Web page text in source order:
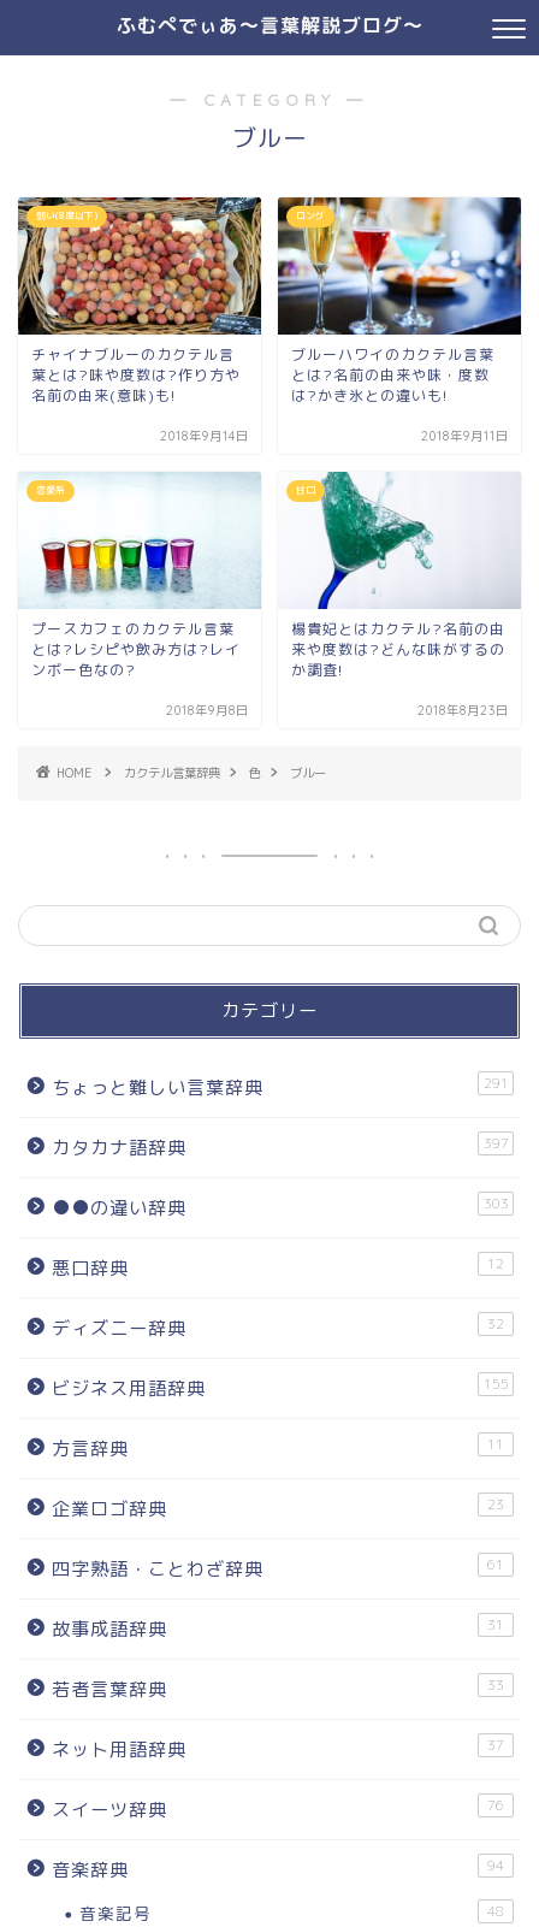
ふむぺでぃあ～言葉解説ブログ～
― CATEGORY ―
ブルー
弱い(8度以下)
チャイナブルーのカクテル言
葉とは?味や度数は?作り方や
名前の由来(意味)も!
2018年9月14日
ロング
ブルーハワイのカクテル言葉
とは?名前の由来や味・度数
は?かき氷との違いも!
2018年9月11日
恋愛系
プースカフェのカクテル言葉
とは?レシピや飲み方は?レイ
ンボー色なの?
2018年9月8日
甘口
楊貴妃とはカクテル?名前の由
来や度数は?どんな味がするの
か調査!
2018年8月23日
HOME カクテル言葉辞典 色 ブルー
カテゴリー
ちょっと難しい言葉辞典 291
カタカナ語辞典 397
●●の違い辞典 303
悪口辞典 12
ディズニー辞典 32
ビジネス用語辞典 155
方言辞典 11
企業ロゴ辞典 23
四字熟語・ことわざ辞典 61
故事成語辞典 31
若者言葉辞典 33
ネット用語辞典 37
スイーツ辞典 76
音楽辞典 94
音楽記号 48